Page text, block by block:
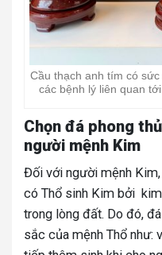
Cầu thạch anh tím có
các bệnh lý liên quan
Chọn đá phong
người mệnh Kim
Đối với người mệnh
có Thổ sinh Kim bởi
trong lòng đất. Do đó,
sắc của mệnh Thổ như: